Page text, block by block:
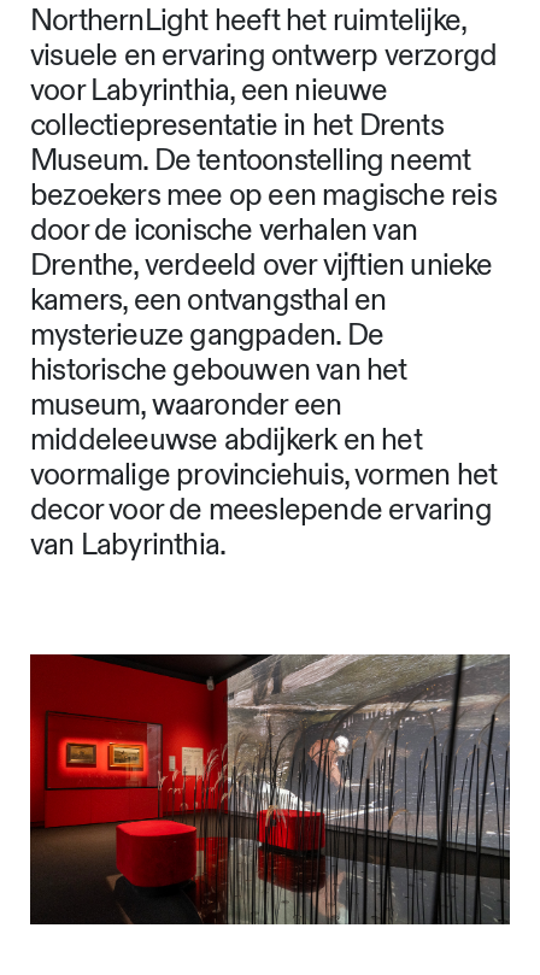
NorthernLight heeft het ruimtelijke,
visuele en ervaring ontwerp verzorgd
voor Labyrinthia, een nieuwe
collectiepresentatie in het Drents
Museum. De tentoonstelling neemt
bezoekers mee op een magische reis
door de iconische verhalen van
Drenthe, verdeeld over vijftien unieke
kamers, een ontvangsthal en
mysterieuze gangpaden. De
historische gebouwen van het
museum, waaronder een
middeleeuwse abdijkerk en het
voormalige provinciehuis, vormen het
decor voor de meeslepende ervaring
van Labyrinthia.